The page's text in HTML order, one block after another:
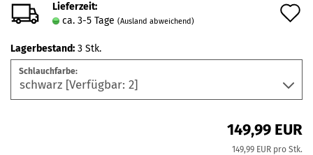
Lieferzeit:
ca. 3-5 Tage (Ausland abweichend)
Lagerbestand: 3 Stk.
Schlauchfarbe:
149,99 EUR
149,99 EUR pro Stk.